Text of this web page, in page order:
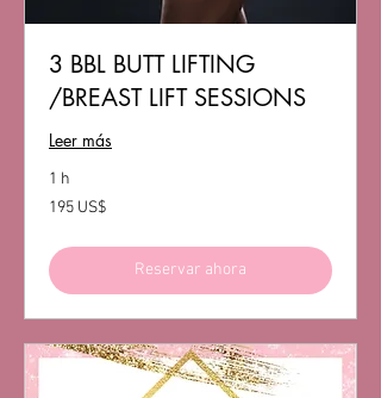
3 BBL BUTT LIFTING
/BREAST LIFT SESSIONS
Leer más
1 h
195
dólares
195 US$
Reservar ahora